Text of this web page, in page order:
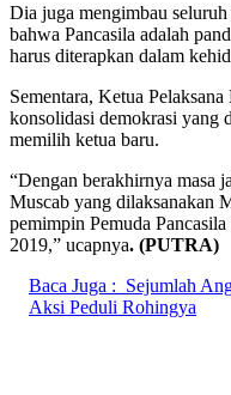
Dia juga mengimbau
bahwa Pancasila adalah
harus diterapkan dalam
Sementara, Ketua
konsolidasi demokrasi yang
memilih ketua baru.
“Dengan berakhirnya masa
Muscab yang dilaksanakan
pemimpin Pemuda
2019,” ucapnya. (PUTRA)
Baca Juga : Sejumlah
Aksi Peduli Rohingya